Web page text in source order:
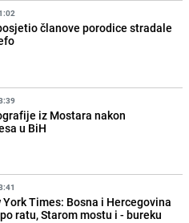
članove porodice stradale
iz Mostara nakon
u BiH
York Times: Bosna i Hercegovina
ratu, Starom mostu i - bureku